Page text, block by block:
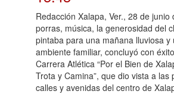
Redacción Xalapa, Ver., 28 de
porras, música, la generosidad del
pintaba para una mañana lluviosa y
ambiente familiar, concluyó con
Carrera Atlética “Por el Bien de
Trota y Camina”, que dio vista a las
calles y avenidas del centro de